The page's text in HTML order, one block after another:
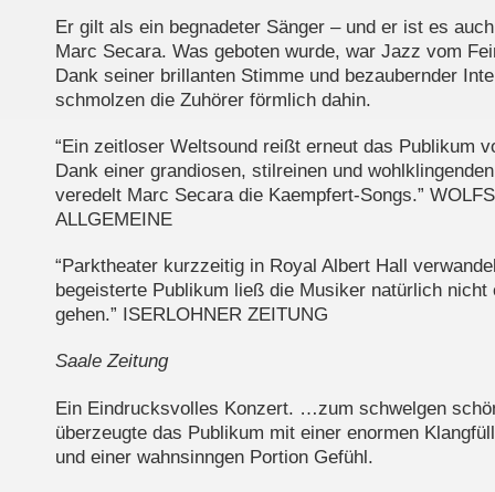
Er gilt als ein begnadeter Sänger – und er ist es
Marc Secara. Was geboten wurde, war Jazz vom
Dank seiner brillanten Stimme und bezaubernder
schmolzen die Zuhörer förmlich dahin.
“Ein zeitloser Weltsound reißt erneut das Publikum
Dank einer grandiosen, stilreinen und
veredelt Marc Secara die Kaempfert-Songs.”
ALLGEMEINE
“Parktheater kurzzeitig in Royal Albert Hall
begeisterte Publikum ließ die Musiker natürlich nicht
gehen.” ISERLOHNER ZEITUNG
Saale Zeitung
Ein Eindrucksvolles Konzert. …zum schwelgen
überzeugte das Publikum mit einer enormen
und einer wahnsinngen Portion Gefühl.